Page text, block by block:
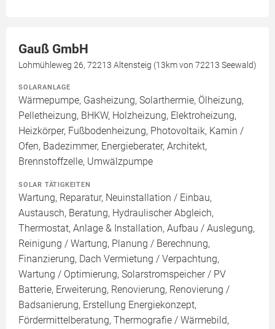
Gauß GmbH
Lohmühleweg 26, 72213 Altensteig (13km von 72213 Seewald)
SOLARANLAGE
Wärmepumpe, Gasheizung, Solarthermie, Ölheizung,
Pelletheizung, BHKW, Holzheizung, Elektroheizung,
Heizkörper, Fußbodenheizung, Photovoltaik, Kamin /
Ofen, Badezimmer, Energieberater, Architekt,
Brennstoffzelle, Umwälzpumpe
SOLAR TÄTIGKEITEN
Wartung, Reparatur, Neuinstallation / Einbau,
Austausch, Beratung, Hydraulischer Abgleich,
Thermostat, Anlage & Installation, Aufbau / Auslegung,
Reinigung / Wartung, Planung / Berechnung,
Finanzierung, Dach Vermietung / Verpachtung,
Wartung / Optimierung, Solarstromspeicher / PV
Batterie, Erweiterung, Renovierung, Renovierung /
Badsanierung, Erstellung Energiekonzept,
Fördermittelberatung, Thermografie / Wärmebild,